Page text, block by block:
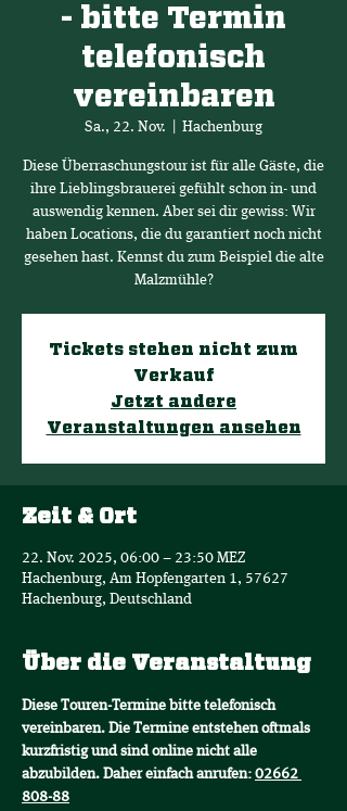
- bitte Termin
telefonisch
vereinbaren
Sa., 22. Nov. Hachenburg
Diese Überraschungstour ist für alle Gäste, die
ihre Lieblingsbrauerei gefühlt schon in- und
auswendig kennen. Aber sei dir gewiss: Wir
haben Locations, die du garantiert noch nicht
gesehen hast. Kennst du zum Beispiel die alte
Malzmühle?
Tickets stehen nicht zum
Verkauf
Jetzt andere
Veranstaltungen ansehen
Zeit & Ort
22. Nov. 2025, 06:00 – 23:50 MEZ
Hachenburg, Am Hopfengarten 1, 57627
Hachenburg, Deutschland
Über die Veranstaltung
Diese Touren-Termine bitte telefonisch
vereinbaren. Die Termine entstehen oftmals
kurzfristig und sind online nicht alle
abzubilden. Daher einfach anrufen: 02662
808-88